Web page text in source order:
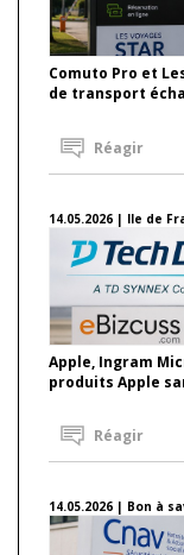
Comuto Pro et
de transport
Réagir
14.05.2026 | Ile de
Apple, Ingram
produits Apple
Réagir
14.05.2026 | Bon à